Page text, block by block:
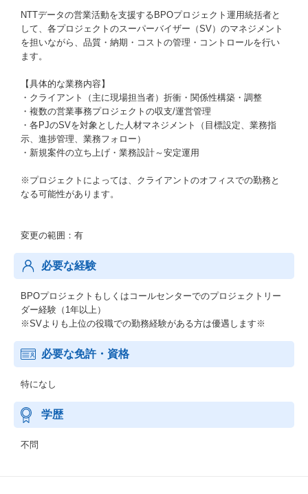
NTTデータの営業活動を支援するBPOプロジェクト運用統括者と
して、各プロジェクトのスーパーバイザー（SV）のマネジメント
を担いながら、品質・納期・コストの管理・コントロールを行い
ます。
【具体的な業務内容】
・クライアント（主に現場担当者）折衝・関係性構築・調整
・複数の営業事務プロジェクトの収支/運営管理
・各PJのSVを対象とした人材マネジメント（目標設定、業務指
示、進捗管理、業務フォロー）
・新規案件の立ち上げ・業務設計～安定運用
※プロジェクトによっては、クライアントのオフィスでの勤務と
なる可能性があります。
変更の範囲：有
必要な経験
BPOプロジェクトもしくはコールセンターでのプロジェクトリー
ダー経験（1年以上）
※SVよりも上位の役職での勤務経験がある方は優遇します※
必要な免許・資格
特になし
学歴
不問